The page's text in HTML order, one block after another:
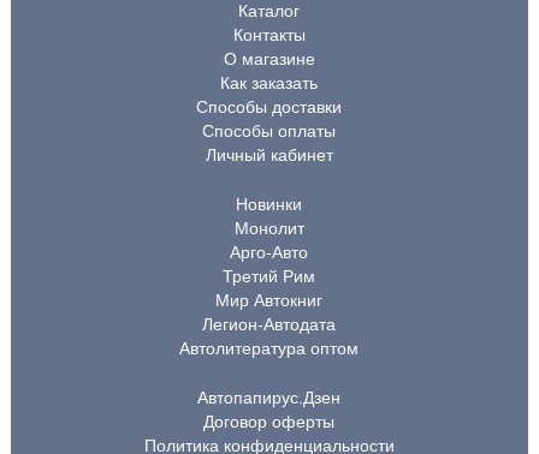
Каталог
Контакты
О магазине
Как заказать
Способы доставки
Способы оплаты
Личный кабинет
Новинки
Монолит
Арго-Авто
Третий Рим
Мир Автокниг
Легион-Автодата
Автолитература оптом
Автопапирус.Дзен
Договор оферты
Политика конфиденциальности